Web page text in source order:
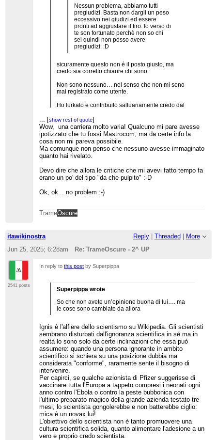
Nessun problema, abbiamo tutti
pregiudizi. Basta non dargli un peso
eccessivo nei giudizi ed essere
pronti ad aggiustare il tiro. Io verso di
te son fortunato perchè non so chi
sei quindi non posso avere
pregiudizi. :D
sicuramente questo non é il posto giusto, ma
credo sia corretto chiarire chi sono.
Non sono nessuno… nel senso che non mi sono
mai registrato come utente.
Ho lurkato e contribuito saltuariamente credo dal
Vi assicuro che all’epoca di episodi alla Actor ne
capitavano 3 o 4 all’anno! Uno spasso… con
sceneggiate, scazzi, abbandoni, amministratori
che iniziavano a vandalizzare per ripicca.
Il mio interesse si é spostato col tempo sul
debunking di tesi complottiste. Eroe dell’epoca
Ignis, che ha il grande merito di aver evitato il
proliferare di tesi tipo: le piramidi le hanno
morgellons. (Potrei aprire un capitolo qui. So che
Stanco dell’andazzo, per un periodo agisco solo
non ho mai inserito falsificazioni di fatti o fonti ma
i miei vandalismi sono stati sempre difficili da
Pentito, mi autoannullo i vandalismi non ancora
in lingua inglese in cui sfotto Montesacro (celebre
admin del passato).
Durante gli ultimi 10 anni intervengo
saltuariamente con: correzioni errori,
annullamento di qualche vandalismo,
aggiornamento di qualche voce.
Controllo spesso le pdc e ogni tanto esprimo la
mia idea.
Continuo a seguire tutte le diatribe con grande
passione… wiki ha storie migliori di netflix!
...[show rest of quote]
... [show rest of quote]
Wow, una carriera molto varia! Qualcuno mi pare avesse
ipotizzato che tu fossi Mastrocom, ma da certe info la
cosa non mi pareva possibile.
Ma comunque non penso che nessuno avesse immaginato
quanto hai rivelato.
Devo dire che allora le critiche che mi avevi fatto tempo fa
erano un po' del tipo "da che pulpito" :-D
Ok, ok... no problem :-)
TrameOscure
itawikinostra Reply| Threaded
More
Jun 25, 2025; 6:28am
Re: TrameOscure - 2^ UP
2541 posts
In reply tothis post by Superpippa
Superpippa wrote
So che non avete un’opinione buona di lui…. ma
le cose sono cambiate da allora
Ignis è l'alfiere dello scientismo su Wikipedia. Gli scientisti
sembrano disturbati dall'ignoranza scientifica in sé ma in
realtà lo sono solo da certe inclinazioni che essa può
assumere: quando una persona ignorante in ambito
scientifico si schiera su una posizione dubbia ma
considerata "conforme", raramente sente il bisogno di
intervenire.
Per capirci, se qualche azionista di Pfizer suggerisse di
vaccinare tutta l'Europa a tappeto compresi i neonati ogni
anno contro l'Ebola o contro la peste bubbonica con
l'ultimo preparato magico della grande azienda testato tre
mesi, lo scientista gongolerebbe e non batterebbe ciglio:
mica è un novax lui!
L'obiettivo dello scientista non è tanto promuovere una
cultura scientifica solida, quanto alimentare l'adesione a un
vero e proprio credo scientista.